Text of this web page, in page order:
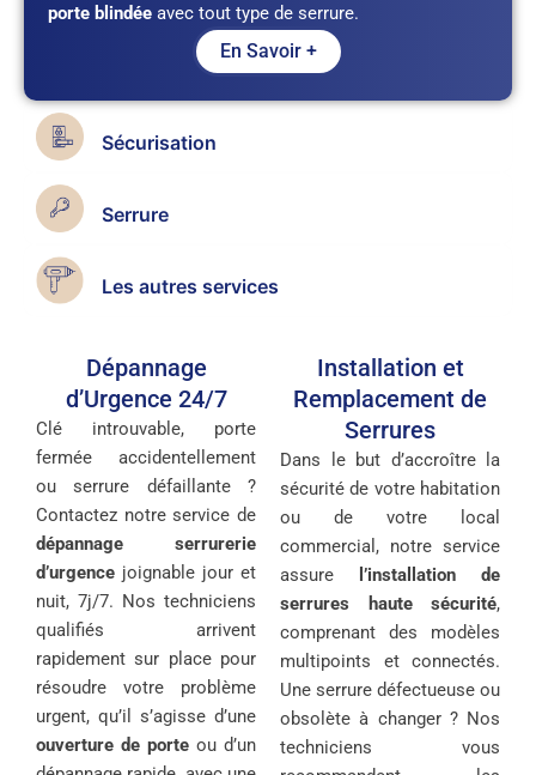
porte blindée avec tout type de serrure.
En Savoir +
Sécurisation
Serrure
Les autres services
Dépannage
d’Urgence 24/7
Clé introuvable, porte
fermée accidentellement
ou serrure défaillante ?
Contactez notre service de
dépannage serrurerie
d’urgence joignable jour et
nuit, 7j/7. Nos techniciens
qualifiés arrivent
rapidement sur place pour
résoudre votre problème
urgent, qu’il s’agisse d’une
ouverture de porte ou d’un
Installation et
Remplacement de
Serrures
Dans le but d’accroître la
sécurité de votre habitation
ou de votre local
commercial, notre service
assure
l’installation de
serrures haute sécurité,
comprenant des modèles
multipoints et connectés.
Une serrure défectueuse ou
obsolète à changer ? Nos
techniciens vous